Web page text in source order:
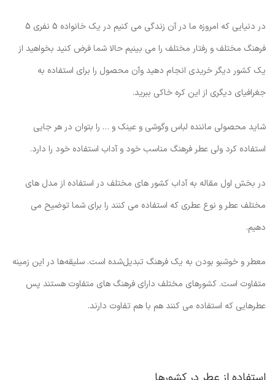
در دنیایی که امروزه ما در آن زندگی می کنیم در یک خانواده 5 نفری 5
فرهنگ مختلف و رفتار مختلف را می بینیم حالا شما فرض کنید بخواهید از
یک کشور دیگر خریدی انجام دهید وآن محصول را برای استفاده به
جغرافیای دیگری از این کره خاکی ببرید.
شاید محصولی ماننده لباس وگوشی و عینک و … را بتوان در هر جایی
استفاده کرد ولی عطر فرهنگ مناسب خود و آداب استفاده خود را دارد.
در بخش اول مقاله به آداب کشور های مختلف در استفاده از مدل های
مختلف عطر و نوع عطری که استفاده می کنند را برای شما توضیح می
دهیم.
معطر و خوشبو بودن به یک فرهنگ تبدیل‌شده است. سلیقه‌ها در این زمینه
متفاوت است. کشورهای مختلف دارای فرهنگ های متفاوت هستند پس
عطرهایی که استفاده می کنند هم با هم تفاوت دارند.